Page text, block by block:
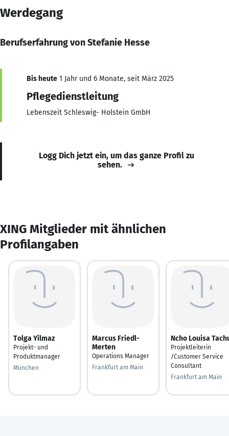
Werdegang
Berufserfahrung von Stefanie Hesse
Bis heute 1 Jahr und 6 Monate, seit März 2025
Pflegedienstleitung
Lebenszeit Schleswig- Holstein GmbH
Logg Dich jetzt ein, um das ganze Profil zu
sehen.
XING Mitglieder mit ähnlichen
Profilangaben
Tolga Yilmaz
Projekt- und
Produktmanager
München
Marcus Friedl-
Merten
Operations Manager
Frankfurt am Main
Ncho Louisa
Projektleiterin
/Customer Service
Consultant
Frankfurt am Main